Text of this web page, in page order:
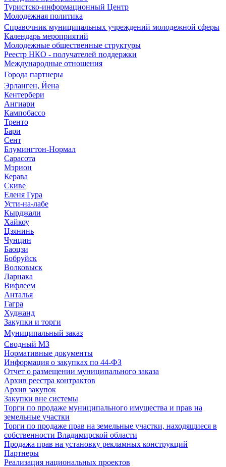
Туристско-информационный Центр
Молодежная политика
Справочник муниципальных учреждений молодежной сферы
Календарь мероприятий
Молодежные общественные структуры
Реестр НКО - получателей поддержки
Международные отношения
Города партнеры
Эрланген, Йена
Кентербери
Ангиари
Кампобассо
Тренто
Бари
Сент
Блумингтон-Нормал
Сарасота
Мэрион
Керава
Скиве
Еленя Гура
Усти-на-лабе
Кырджали
Хайкоу
Цзянинь
Чунцин
Баоцзи
Бобруйск
Волковыск
Ларнака
Вифлеем
Анталья
Гагра
Худжанд
Закупки и торги
Муниципальный заказ
Сводный МЗ
Нормативные документы
Информация о закупках по 44-ФЗ
Отчет о размещении муниципального заказа
Архив реестра контрактов
Архив закупок
Закупки вне системы
Торги по продаже муниципального имущества и прав на
земельные участки
Торги по продаже прав на земельные участки, находящиеся в
собственности Владимирской области
Продажа прав на установку рекламных конструкций
Партнеры
Реализация национальных проектов